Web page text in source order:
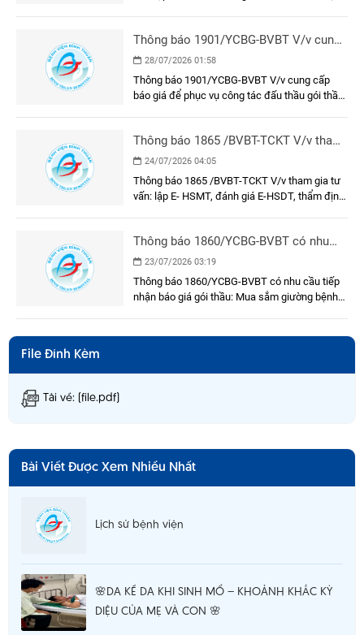
Thông báo 1901/YCBG-BVBT V/v cung
cấp báo giá để phục vụ công tác đấu
thầu gói thầu: Sơn, sửa mặt trước, hành
lang, cầu nối và phòng chờ bệnh khu xạ
28/07/2026 01:58
Thông báo 1901/YCBG-BVBT V/v cung cấp
báo giá để phục vụ công tác đấu thầu gói thầu:
bướu
Thông báo 1865 /BVBT-TCKT V/v tham
gia tư vấn: lập E- HSMT, đánh giá E-
HSDT, thẩm định E-HSMT và kết quả
lựa chọn nhà thầu
24/07/2026 04:05
Thông báo 1865 /BVBT-TCKT V/v tham gia tư
vấn: lập E- HSMT, đánh giá E-HSDT, thẩm định
Thông báo 1860/YCBG-BVBT có nhu
cầu tiếp nhận báo giá gói thầu: Mua
sắm giường bệnh nhân cho khoa Nội A
23/07/2026 03:19
Thông báo 1860/YCBG-BVBT có nhu cầu tiếp
nhận báo giá gói thầu: Mua sắm giường bệnh
File Đính Kèm
Tải về: (file.pdf)
Bài Viết Được Xem Nhiều Nhất
Lịch sử bệnh viện
🌸DA KỀ DA KHI SINH MỔ – KHOẢNH KHẮC KỲ
DIỆU CỦA MẸ VÀ CON 🌸